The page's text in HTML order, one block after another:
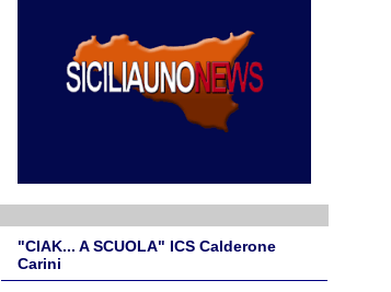
"CIAK... A SCUOLA" ICS Calderone
Carini